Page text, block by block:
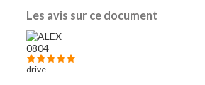
Les avis sur ce document
drive